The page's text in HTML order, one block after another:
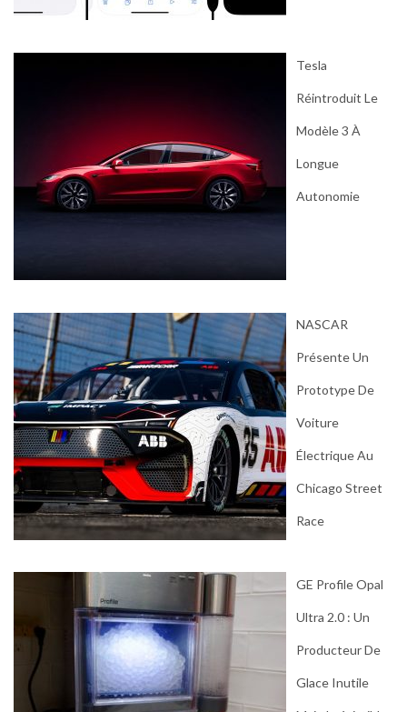
Tesla
Réintroduit Le
Modèle 3 À
Longue
Autonomie
NASCAR
Présente Un
Prototype De
Voiture
Électrique Au
Chicago Street
Race
GE Profile Opal
Ultra 2.0 : Un
Producteur De
Glace Inutile